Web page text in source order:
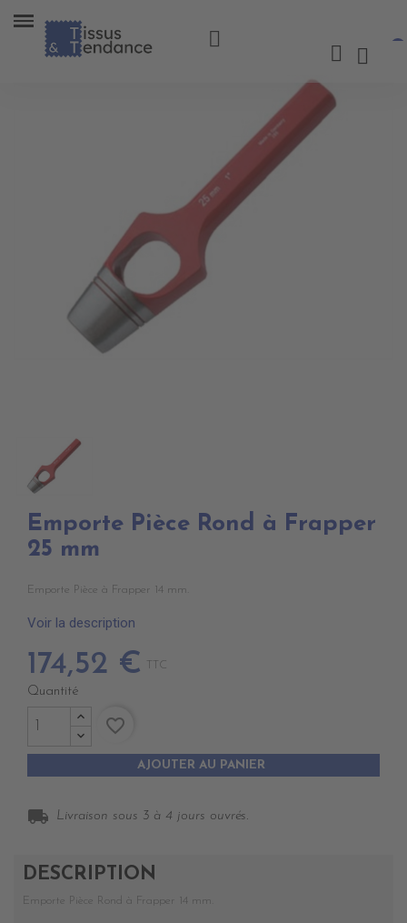
Emporte Pièce Rond à Frapper
25 mm
Emporte Pièce à Frapper 14 mm.
Voir la description
174,52 € TTC
Quantité
AJOUTER AU PANIER
favorite_border
local_shipping Livraison sous 3 à 4 jours ouvrés.
DESCRIPTION
Emporte Pièce Rond à Frapper 14 mm.